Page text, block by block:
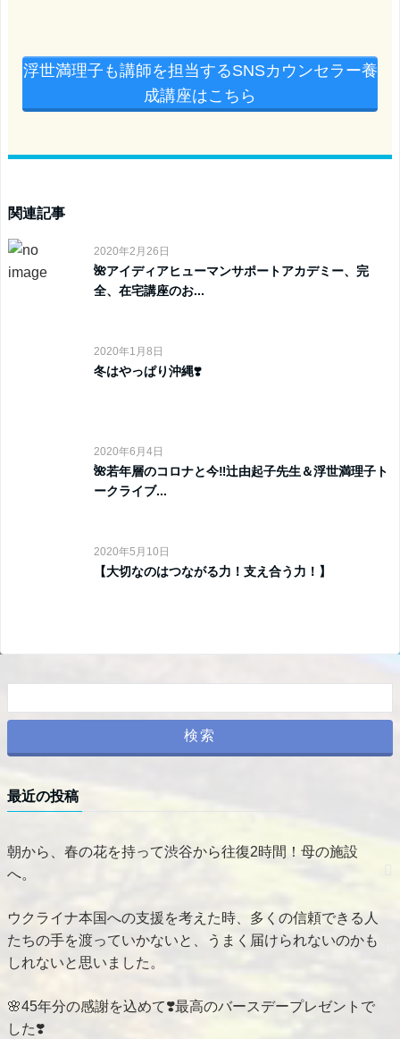
浮世満理子も講師を担当するSNSカウンセラー養
成講座はこちら
関連記事
2020年2月26日
🌺アイディアヒューマンサポートアカデミー、完
全、在宅講座のお...
2020年1月8日
冬はやっぱり沖縄❣️
2020年6月4日
🌺若年層のコロナと今‼️辻由起子先生＆浮世満理子ト
ークライブ...
2020年5月10日
【大切なのはつながる力！支え合う力！】
最近の投稿
朝から、春の花を持って渋谷から往復2時間！母の施設
へ。
ウクライナ本国への支援を考えた時、多くの信頼できる人
たちの手を渡っていかないと、うまく届けられないのかも
しれないと思いました。
🌸45年分の感謝を込めて❣️最高のバースデープレゼントで
した❣️